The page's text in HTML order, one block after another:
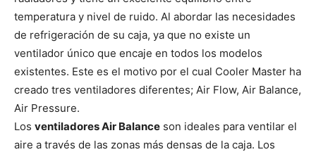
temperatura y nivel de ruido. Al abordar las necesidades
de refrigeración de su caja, ya que no existe un
ventilador único que encaje en todos los modelos
existentes. Este es el motivo por el cual Cooler Master ha
creado tres ventiladores diferentes; Air Flow, Air Balance,
Air Pressure.
Los ventiladores Air Balance son ideales para ventilar el
aire a través de las zonas más densas de la caja. Los